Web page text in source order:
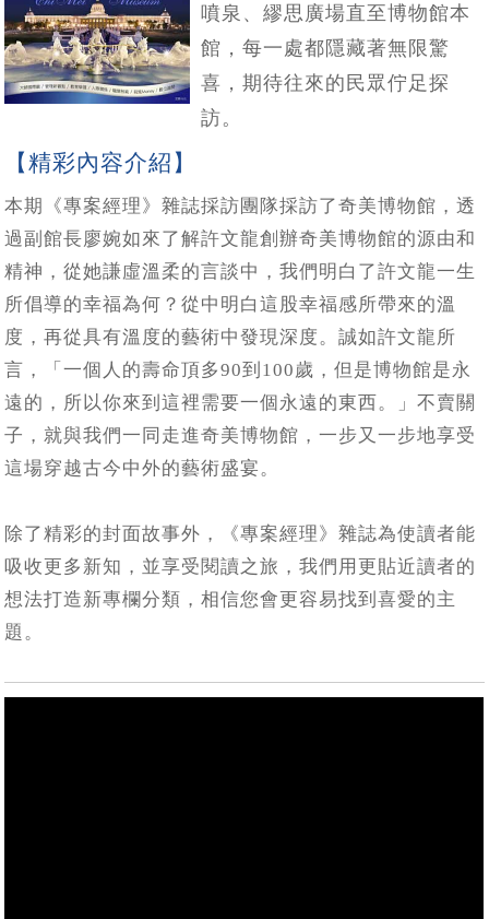
噴泉、繆思廣場直至博物館本
館，每一處都隱藏著無限驚
喜，期待往來的民眾佇足探
訪。
【精彩內容介紹】
本期《專案經理》雜誌採訪團隊採訪了奇美博物館，透
過副館長廖婉如來了解許文龍創辦奇美博物館的源由和
精神，從她謙虛溫柔的言談中，我們明白了許文龍一生
所倡導的幸福為何？從中明白這股幸福感所帶來的溫
度，再從具有溫度的藝術中發現深度。誠如許文龍所
言，「一個人的壽命頂多90到100歲，但是博物館是永
遠的，所以你來到這裡需要一個永遠的東西。」不賣關
子，就與我們一同走進奇美博物館，一步又一步地享受
這場穿越古今中外的藝術盛宴。
除了精彩的封面故事外，《專案經理》雜誌為使讀者能
吸收更多新知，並享受閱讀之旅，我們用更貼近讀者的
想法打造新專欄分類，相信您會更容易找到喜愛的主
題。